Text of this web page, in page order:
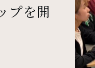
プを開